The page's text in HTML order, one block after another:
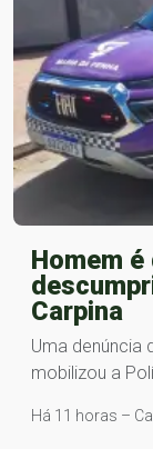
Homem
Carpina
Uma denúncia
mobilizou a
Há 11 horas –